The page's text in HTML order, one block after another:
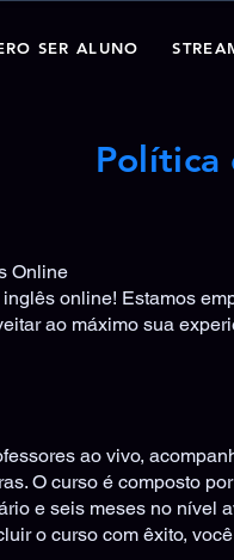
SER ALUNO
Política
Online
online! Estamos
ao máximo sua
ao vivo,
O curso é composto
e seis meses no nível
o curso com êxito,